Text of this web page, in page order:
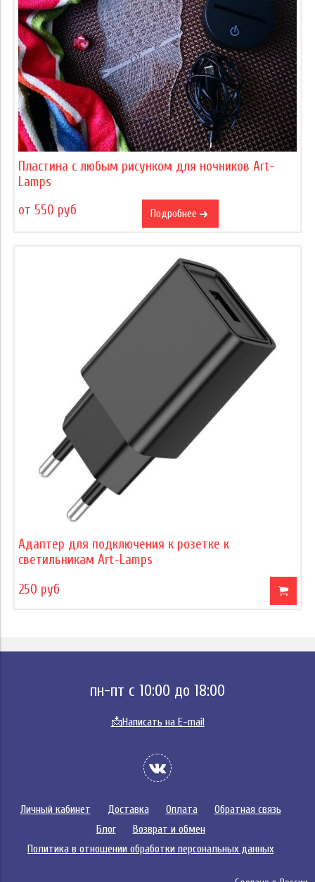
Пластина с любым рисунком для ночников Art-
Lamps
от 550 руб
Подробнее
Адаптер для подключения к розетке к
светильникам Art-Lamps
250 руб
пн-пт с 10:00 до 18:00
📩Написать на E-mail
Личный кабинет Доставка Оплата
Обратная связь
Блог
Возврат и обмен
Политика в отношении обработки персональных данных